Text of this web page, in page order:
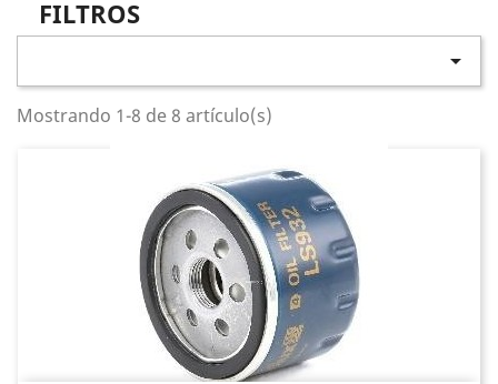
Embrague
Frenos
Cables y controles
Amortiguadores
Válvulas y guías
FILTROS

Mostrando 1-8 de 8 artículo(s)